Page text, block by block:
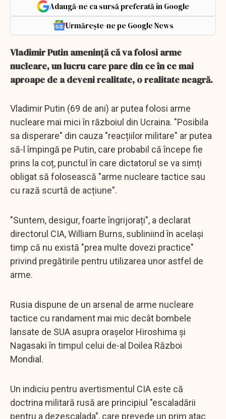
Adaugă-ne ca sursă preferată în Google
Urmărește-ne pe Google News
Vladimir Putin amenință că va folosi arme
nucleare, un lucru care pare din ce în ce mai
aproape de a deveni realitate, o realitate neagră.
Vladimir Putin (69 de ani) ar putea folosi arme
nucleare mai mici în războiul din Ucraina. "Posibila
sa disperare" din cauza "reacțiilor militare" ar putea
să-l împingă pe Putin, care probabil că începe fie
prins la coț, punctul în care dictatorul se va simți
obligat să folosească "arme nucleare tactice sau
cu rază scurtă de acțiune".
"Suntem, desigur, foarte îngrijorați", a declarat
directorul CIA, William Burns, subliniind în același
timp că nu există "prea multe dovezi practice"
privind pregătirile pentru utilizarea unor astfel de
arme.
Rusia dispune de un arsenal de arme nucleare
tactice cu randament mai mic decât bombele
lansate de SUA asupra orașelor Hiroshima și
Nagasaki în timpul celui de-al Doilea Război
Mondial.
Un indiciu pentru avertismentul CIA este că
doctrina militară rusă are principiul "escaladării
pentru a dezescalada", care prevede un prim atac